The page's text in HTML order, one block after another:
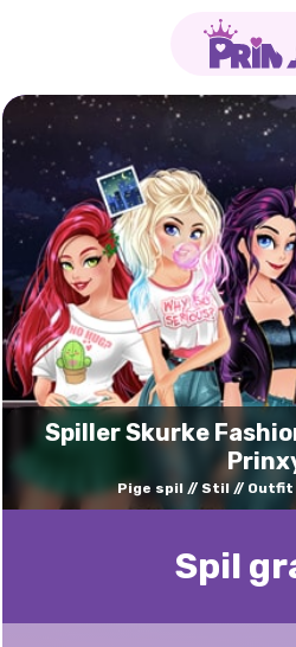
Spiller Skurke
Pige spil Stil Outfit
Spil